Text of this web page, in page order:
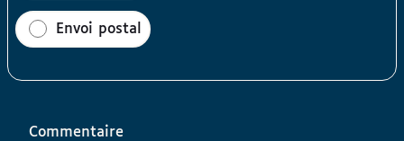
Envoi postal
Commentaire